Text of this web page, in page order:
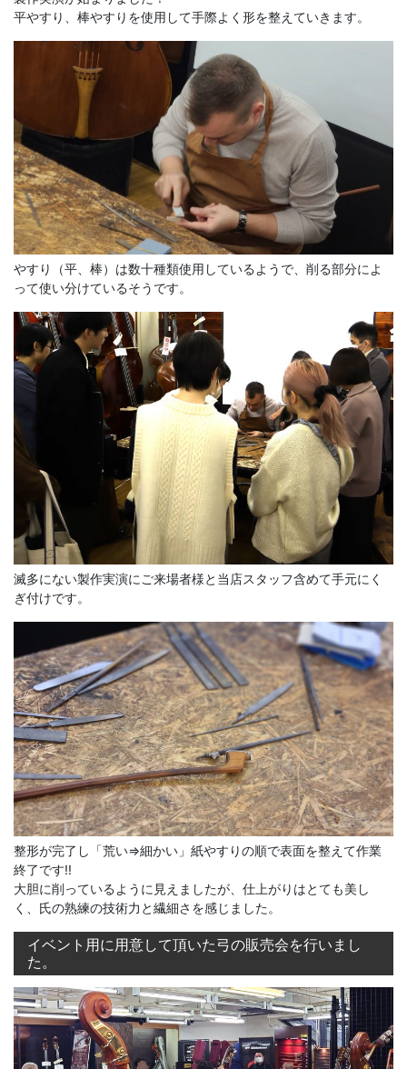
平やすり、棒やすりを使用して手際よく形を整えていきます。
やすり（平、棒）は数十種類使用しているようで、削る部分によ
って使い分けているそうです。
滅多にない製作実演にご来場者様と当店スタッフ含めて手元にく
ぎ付けです。
整形が完了し「荒い⇒細かい」紙やすりの順で表面を整えて作業
終了です!!
大胆に削っているように見えましたが、仕上がりはとても美し
く、氏の熟練の技術力と繊細さを感じました。
イベント用に用意して頂いた弓の販売会を行いまし
た。